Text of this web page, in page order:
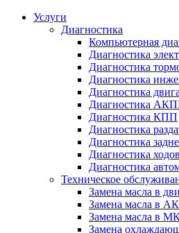
Услуги
Диагностика
Компьютерная
Диагностика
Диагностика
Диагностика
Диагностика
Диагностика
Диагностика КПП
Диагностика
Диагностика
Диагностика
Диагностика
Техническое
Замена масла в
Замена масла в
Замена масла в
Замена